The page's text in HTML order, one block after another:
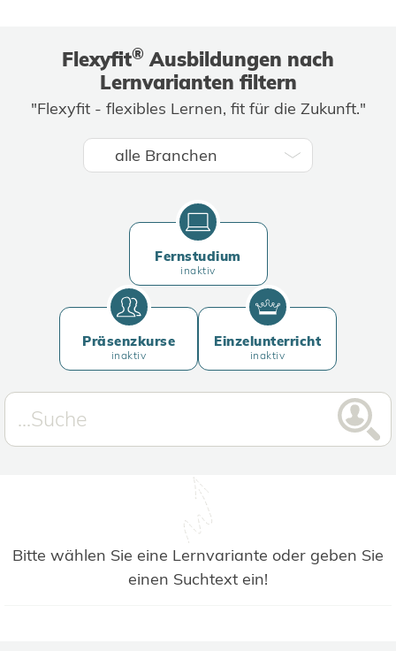
Flexyfit® Ausbildungen nach
Lernvarianten filtern
"Flexyfit - flexibles Lernen, fit für die Zukunft."
Fernstudium
inaktiv
Präsenzkurse
inaktiv
Einzelunterricht
inaktiv
Bitte wählen Sie eine Lernvariante oder geben Sie
einen Suchtext ein!